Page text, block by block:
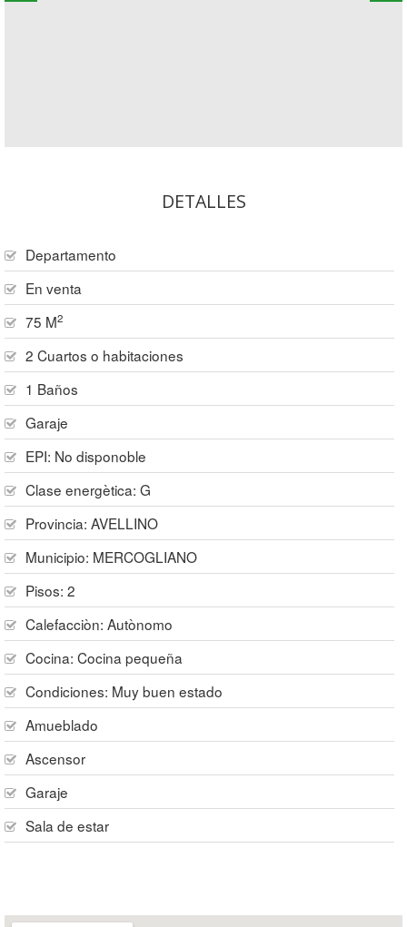
DETALLES
Departamento
En venta
75 M2
2 Cuartos o habitaciones
1 Baños
Garaje
EPI: No disponoble
Clase energètica: G
Provincia: AVELLINO
Municipio: MERCOGLIANO
Pisos: 2
Calefacciòn: Autònomo
Cocina: Cocina pequeña
Condiciones: Muy buen estado
Amueblado
Ascensor
Garaje
Sala de estar